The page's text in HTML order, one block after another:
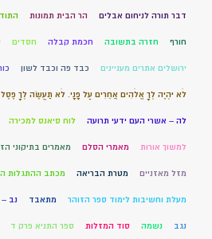
דבר תורה לניחום אבלים הר הבית תמונות
חורף חזרה בתשובה חכמת קבלה חסדים
ירושלים אתרים מעניינים כבד פה וכבד לשון
לֹא יִהְיֶה לְךָ אֱלֹהִים אֲחֵרִים עַל פָּנָי. לֹא תַעֲשֶׂה לְךָ פֶסֶל
לה – אשרי העם ידעי תרועה לוח סיאנס למכירה
למשוך אורות מאמרי הסלם מאמרים בתיקוני
מזל מאזניים מטרת הבריאה מכתב ההתגלות
מעלת וחשיבות לימוד ספר הזוהר מתאבד נב
נגב נשמה סוד המזלות ספר התניא פרק ד